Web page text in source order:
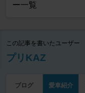
ー一覧
この記事を書いたユーザー
プリKAZ
ブログ 愛車紹介